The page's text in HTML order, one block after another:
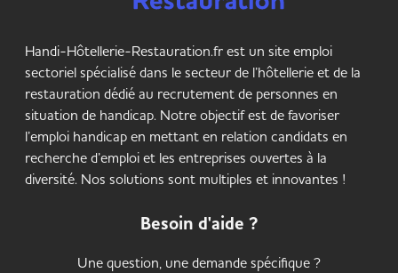
Handi-Hôtellerie-Restauration.fr est un site emploi
sectoriel spécialisé dans le secteur de l’hôtellerie et de la
restauration dédié au recrutement de personnes en
situation de handicap. Notre objectif est de favoriser
l’emploi handicap en mettant en relation candidats en
recherche d’emploi et les entreprises ouvertes à la
diversité. Nos solutions sont multiples et innovantes !
Besoin d'aide ?
Une question, une demande spécifique ?